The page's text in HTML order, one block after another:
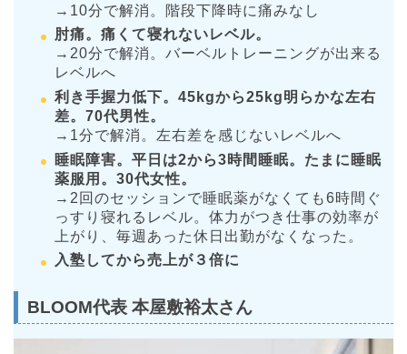
→10分で解消。階段下降時に痛みなし
肘痛。痛くて寝れないレベル。
→20分で解消。バーベルトレーニングが出来る
レベルへ
利き手握力低下。45kgから25kg明らかな左右
差。70代男性。
→1分で解消。左右差を感じないレベルへ
睡眠障害。平日は2から3時間睡眠。たまに睡眠
薬服用。30代女性。
→2回のセッションで睡眠薬がなくても6時間ぐ
っすり寝れるレベル。体力がつき仕事の効率が
上がり、毎週あった休日出勤がなくなった。​
入塾してから売上が３倍に
BLOOM代表 本屋敷裕太さん